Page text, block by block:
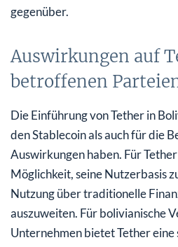
gegenüber.
Auswirkungen auf
betroffenen
Die Einführung von Tether in
den Stablecoin als auch für die
Auswirkungen haben. Für
Möglichkeit, seine Nutzerbasis
Nutzung über traditionelle
auszuweiten. Für bolivianische
Unternehmen bietet Tether